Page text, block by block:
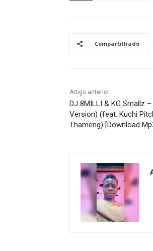
Compartilhado
Artigo anterior
DJ 8MILLI & KG Smallz
Version) (feat. Kuchi
Thameng) [Download